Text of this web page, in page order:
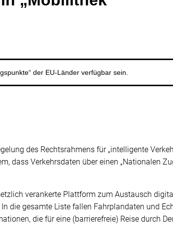
der EU-Länder verfügbar sein.
des Rechtsrahmens für „intelligente
dass Verkehrsdaten über einen „Nationalen
verankerte Plattform zum Austausch
die gesamte Liste fallen Fahrplandaten und
die für eine (barrierefreie) Reise durch